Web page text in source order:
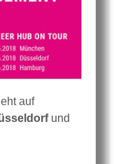
auf
und